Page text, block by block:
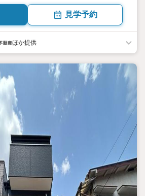
見学予約
ほか提供